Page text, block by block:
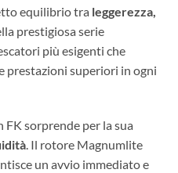
equilibrio tra leggerezza,
prestigiosa serie
più esigenti che
prestazioni superiori in ogni
sorprende per la sua
. Il rotore Magnumlite
un avvio immediato e